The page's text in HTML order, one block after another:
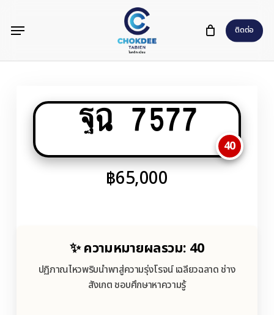
content
ติดต่อ
Menu
ฐฉ 7577
40
฿65,000
✨ ความหมายผลรวม: 40
ปฏิภาณไหวพริบนำพาสู่ความรุ่งโรจน์ เฉลียวฉลาด ช่าง
สังเกต ชอบศึกษาหาความรู้